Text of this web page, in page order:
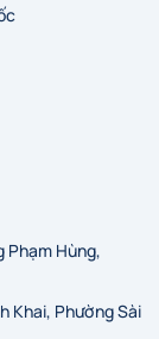
Phạm Hùng,
Khai, Phường Sài